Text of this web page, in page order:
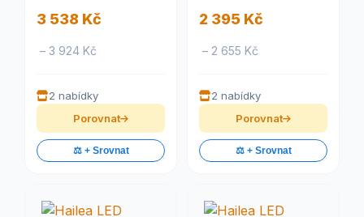
3 538 Kč
– 3 924 Kč
2 nabídky
Porovnat
⚖️ + Srovnat
2 395 Kč
– 2 655 Kč
2 nabídky
Porovnat
⚖️ + Srovnat